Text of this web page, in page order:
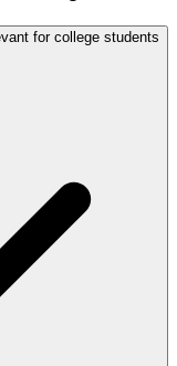
for college students?